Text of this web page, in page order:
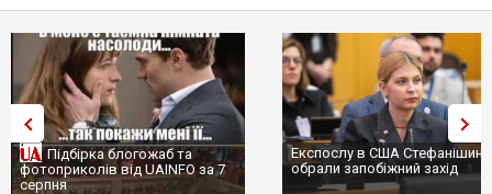
Підбірка блогожаб та
фотоприколів від UAINFO за 7
серпня
Експослу в США Стефанішиній
обрали запобіжний захід